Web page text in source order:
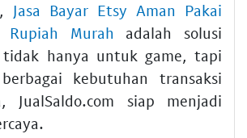
Jasa Bayar Etsy Aman Pakai
Rupiah Murah adalah solusi
tidak hanya untuk game, tapi
kebutuhan transaksi
JualSaldo.com siap menjadi